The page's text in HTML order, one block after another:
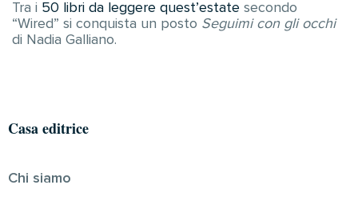
Tra i 50 libri da leggere quest’estate secondo
“Wired” si conquista un posto Seguimi con gli occhi
di Nadia Galliano.
Casa editrice
Chi siamo